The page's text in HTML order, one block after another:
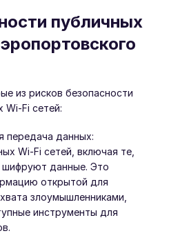
публичных
из рисков безопасности
Wi-Fi сетей:
передача данных:
Wi-Fi сетей, включая те,
шифруют данные. Это
открытой для
злоумышленниками,
инструменты для